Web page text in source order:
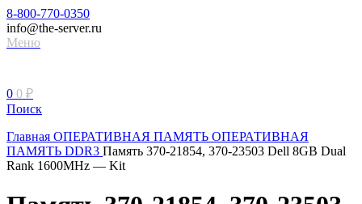
8-800-770-0350
info@the-server.ru
Меню
0 0 ₽
Поиск
Главная ОПЕРАТИВНАЯ ПАМЯТЬ ОПЕРАТИВНАЯ
ПАМЯТЬ DDR3 Память 370-21854, 370-23503 Dell 8GB Dual
Rank 1600MHz — Kit